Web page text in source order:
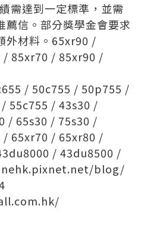
需達到一定標準，並需
薦信。部分獎學金會要求
外材料。 65xr90 /
/ 85xr70 / 85xr90 /
/ 50c755 / 50p755 /
/ 55c755 / 43s30 /
/ 65s30 / 75s30 /
/ 65xr70 / 65xr80 /
/ 43du8500 /
blog/